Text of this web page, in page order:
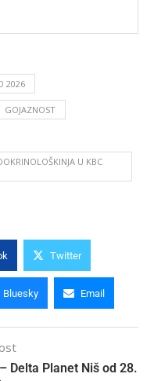
2026
GOJAZNOST
U KBC
Twitter
Bluesky Email
Delta Planet Niš od 28.